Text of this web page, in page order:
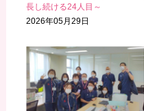
長し続ける24人目～
2026年05月29日